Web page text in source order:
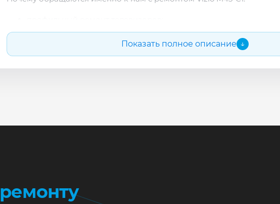
опыт по бренду Vizio;
прозрачная смета до начала работ;
подбор проверенных комплектующих.
Оставьте заявку или позвоните: укажите симптомы — подскажем
Показать полное описание ↓